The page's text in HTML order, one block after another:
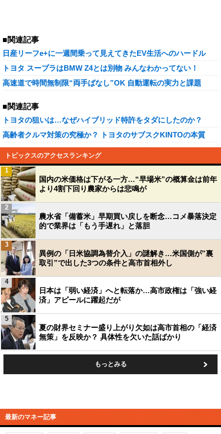
■関連記事
日産リーフe+に一週間乗って見えてきたEV生活へのハードル
トヨタ スープラはBMW Z4とは別物 みんなわかってない！
高速道で時間無制限“両手ばなし”OK 自動運転の実力と課題
■関連記事
トヨタの狙いは…なぜハイブリッド特許をタダにしたのか？
高齢者クルマ対策の究極か？ トヨタのサブスクKINTOの本質
トピックスのアクセスランキング
国内の米価格は下がる一方…“早場米”の概算金は前年
より4割下回り農家からは悲鳴が
1
農水省「備蓄米」早期買い戻しを断念…コメ暴落決定
的で業界は「もう手遅れ」と落胆
2
異例の「日米協調為替介入」の謎解き…米国側が”裏
取引”で出した3つの条件と高市首相外し
3
日本は「弱い経済」へと転落か…高市政権は「強い経
済」アピールに躍起だが
4
夏の財界セミナー盛り上がり欠如は高市首相の「経済
無策」を反映か？ 具体性を欠いた話ばかり
5
もっとみる
最新のマネー記事